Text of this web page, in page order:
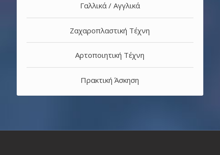
Γαλλικά / Αγγλικά
Ζαχαροπλαστική Τέχνη
Αρτοποιητική Τέχνη
Πρακτική Άσκηση